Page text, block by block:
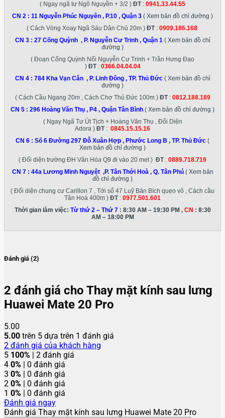
( Ngay ngã tư Ngô Nguyền + 3/2 ) ĐT: 0941.33.44.55
CN 2 : 11 Nguyễn Phúc Nguyên , P.10 , Quận 3 ( Xem bản đồ chỉ đường )
( Cách Vòng Xoay Ngã Sáu Dân Chủ 20m ) ĐT: 0909.186.168
CN 3 : 27 Cống Quỳnh , P. Nguyễn Cư Trinh , Quận 1 ( Xem bản đồ chỉ
đường )
( Đoạn Cống Quỳnh Nối Nguyễn Cư Trinh + Trần Hưng Đạo
) ĐT: 0366.04.04.04
CN 4 : 784 Kha Vạn Cân , P. Linh Đông , TP. Thủ Đức( Xem bản đồ chỉ
đường )
( Cách Cầu Ngang 20m , Cách Chợ Thủ Đức 100m ) ĐT: 0812.188.189
CN 5 : 296 Hoàng Văn Thụ , P4 , Quận Tân Bình ( Xem bản đồ chỉ đường )
( Ngay Ngã Tư Út Tịch + Hoàng Văn Thụ , Đối Diện
Adora ) ĐT: 0845.15.15.16
CN 6 : Số 6 Đường 297 Đỗ Xuân Hợp , Phước Long B , TP. Thủ Đức (
Xem bản đồ chỉ đường )
( Đối diện trường ĐH Văn Hóa Q9 đi vào 20 met ) ĐT: 0889.718.719
CN 7 : 44a Lương Minh Nguyệt ,P. Tân Thới Hoà , Q. Tân Phú ( Xem bản
đồ chỉ đường )
( Đối diện chung cư Carillon 7 , Tới số 47 Luỹ Bán Bích quẹo vô , Cách cầu
Tân Hoá 400m ) ĐT: 0977.501.601
Thời gian làm việc: Từ thứ 2 – Thứ 7: 8:30 AM – 19:30 PM , CN : 8:30
AM – 18:00 PM
Đánh giá (2)
2 đánh giá cho Thay mặt kính sau lưng
Huawei Mate 20 Pro
5.00
5.00 trên 5 dựa trên 1 đánh giá
2 đánh giá của khách hàng
5 100% | 2 đánh giá
4 0% | 0 đánh giá
3 0% | 0 đánh giá
2 0% | 0 đánh giá
1 0% | 0 đánh giá
Đánh giá ngay
Đánh giá Thay mặt kính sau lưng Huawei Mate 20 Pro